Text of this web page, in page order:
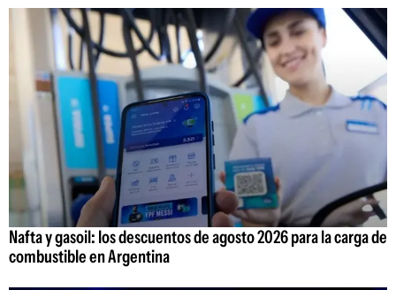
Nafta y gasoil: los descuentos de agosto 2026 para la carga de
combustible en Argentina